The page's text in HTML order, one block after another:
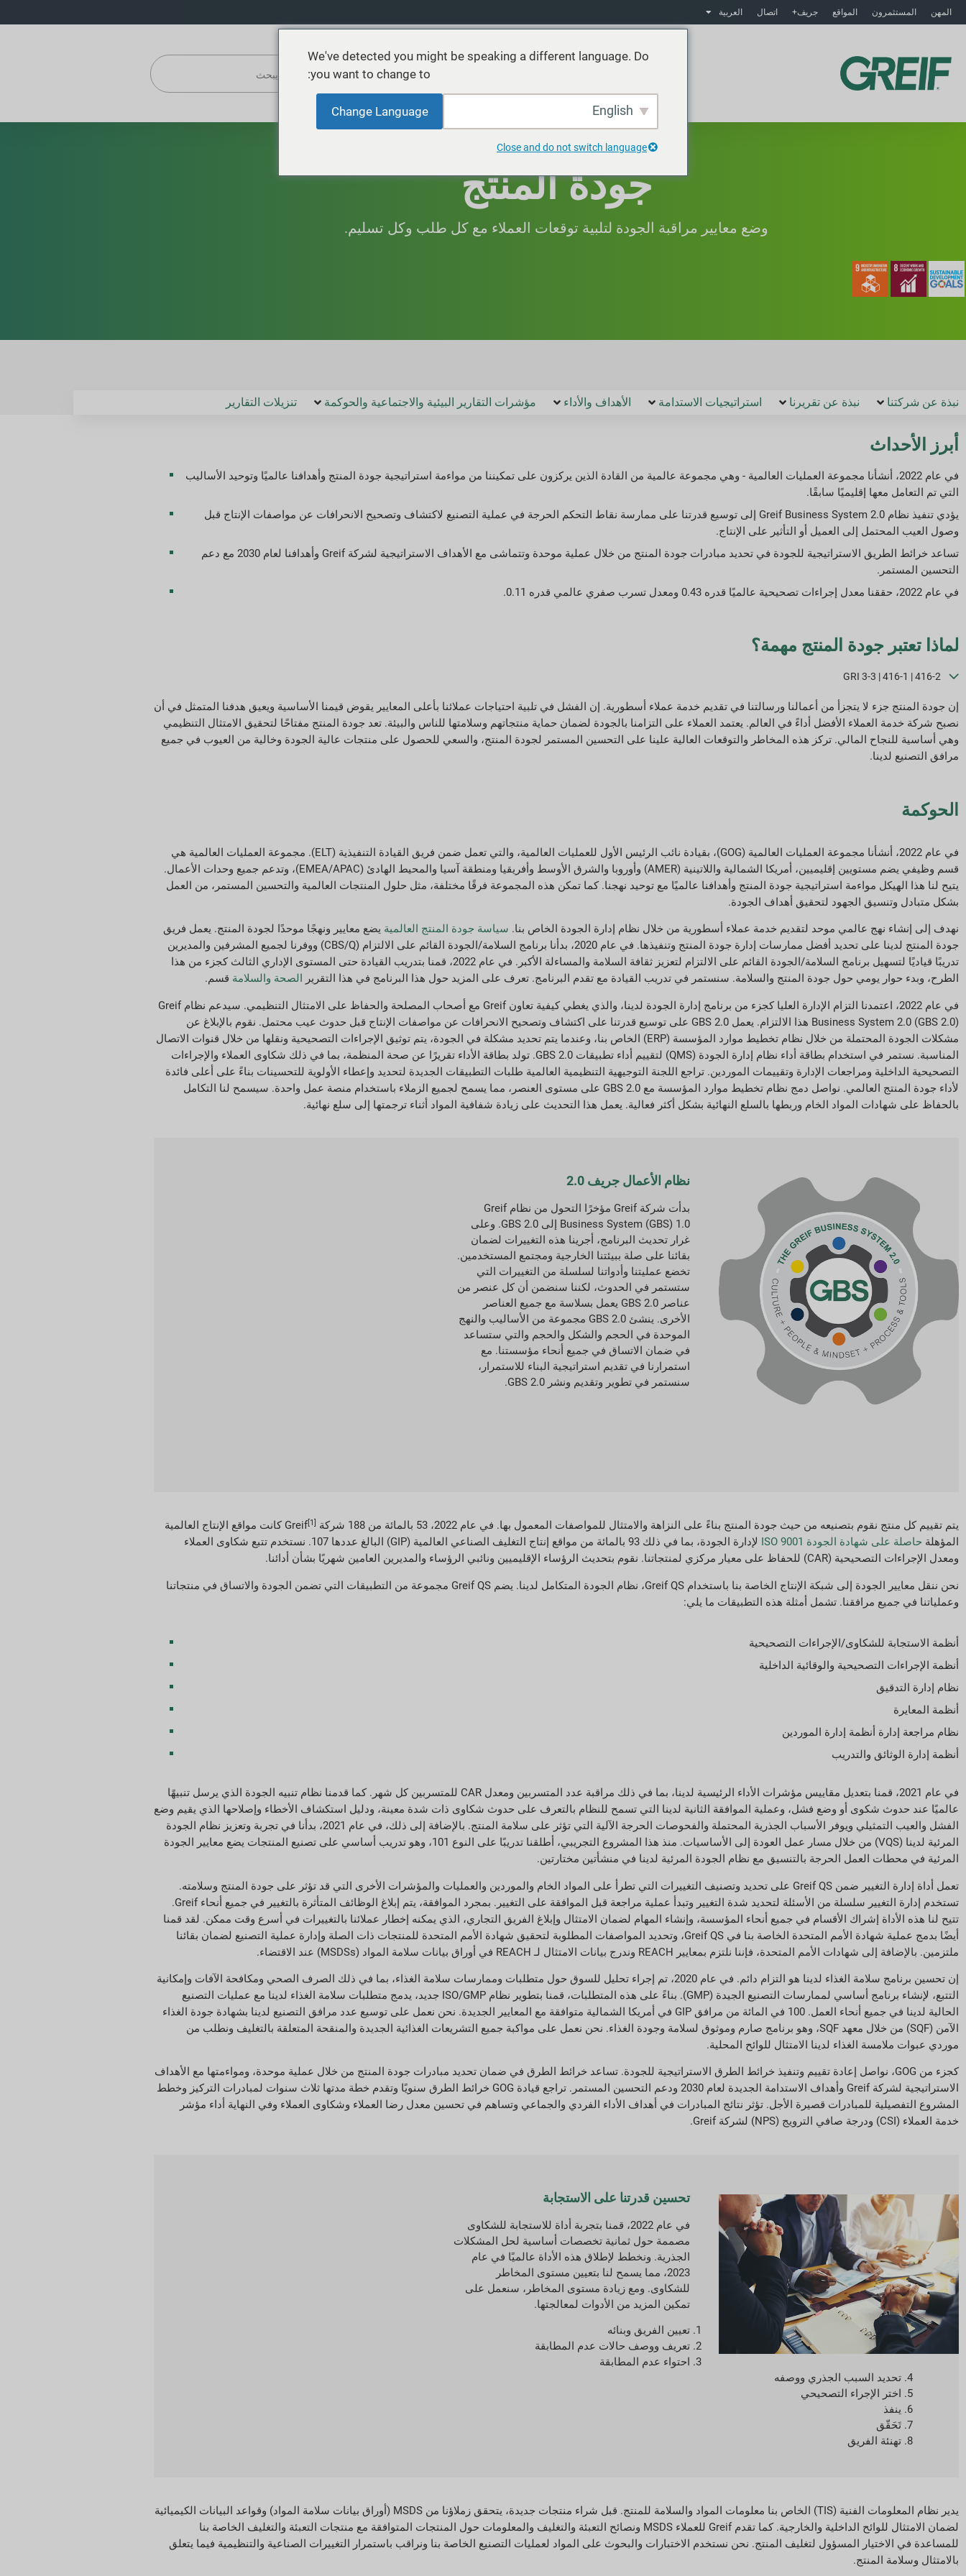
المهن المستثمرون المواقع جريف+ اتصال العربية
موارد عن
جودة المنتج
وضع معايير مراقبة الجودة لتلبية توقعات العملاء مع كل طلب وكل تسليم.
نبذة عن شركتنا نبذة عن تقريرنا استراتيجيات الاستدامة الأهداف والأداء مؤشرات التقارير البيئية والاجتماعية والحوكمة تنزيلات التقارير
أبرز الأحداث
في عام 2022، أنشأنا مجموعة العمليات العالمية - وهي مجموعة عالمية من القادة الذين يركزون على تمكيننا من مواءمة استراتيجية جودة المنتج وأهدافنا عالميًا وتوحيد الأساليب
التي تم التعامل معها إقليميًا سابقًا.
يؤدي تنفيذ نظام Greif Business System 2.0 إلى توسيع قدرتنا على ممارسة نقاط التحكم الحرجة في عملية التصنيع لاكتشاف وتصحيح الانحرافات عن مواصفات الإنتاج قبل
وصول العيب المحتمل إلى العميل أو التأثير على الإنتاج.
تساعد خرائط الطريق الاستراتيجية للجودة في تحديد مبادرات جودة المنتج من خلال عملية موحدة وتتماشى مع الأهداف الاستراتيجية لشركة Greif وأهدافنا لعام 2030 مع دعم
التحسين المستمر.
في عام 2022، حققنا معدل إجراءات تصحيحية عالميًا قدره 0.43 ومعدل تسرب صفري عالمي قدره 0.11.
لماذا تعتبر جودة المنتج مهمة؟
GRI 3-3 | 416-1 | 416-2
إن جودة المنتج جزء لا يتجزأ من أعمالنا ورسالتنا في تقديم خدمة عملاء أسطورية. إن الفشل في تلبية احتياجات عملائنا بأعلى المعايير يقوض قيمنا الأساسية ويعيق هدفنا المتمثل في أن
نصبح شركة خدمة العملاء الأفضل أداءً في العالم. يعتمد العملاء على التزامنا بالجودة لضمان حماية منتجاتهم وسلامتها للناس والبيئة. تعد جودة المنتج مفتاحًا لتحقيق الامتثال التنظيمي
وهي أساسية للنجاح المالي. تركز هذه المخاطر والتوقعات العالية علينا على التحسين المستمر لجودة المنتج، والسعي للحصول على منتجات عالية الجودة وخالية من العيوب في جميع
مرافق التصنيع لدينا.
الحوكمة
في عام 2022، أنشأنا مجموعة العمليات العالمية (GOG)، بقيادة نائب الرئيس الأول للعمليات العالمية، والتي تعمل ضمن فريق القيادة التنفيذية (ELT). مجموعة العمليات العالمية هي
قسم وظيفي يضم مستويين إقليميين، أمريكا الشمالية واللاتينية (AMER) وأوروبا والشرق الأوسط وأفريقيا ومنطقة آسيا والمحيط الهادئ (EMEA/APAC)، وتدعم جميع وحدات الأعمال.
يتيح لنا هذا الهيكل مواءمة استراتيجية جودة المنتج وأهدافنا عالميًا مع توحيد نهجنا. كما تمكن هذه المجموعة فرقًا مختلفة، مثل حلول المنتجات العالمية والتحسين المستمر، من العمل
بشكل متبادل وتنسيق الجهود لتحقيق أهداف الجودة.
نهدف إلى إنشاء نهج عالمي موحد لتقديم خدمة عملاء أسطورية من خلال نظام إدارة الجودة الخاص بنا. سياسة جودة المنتج العالمية يضع معايير ونهجًا موحدًا لجودة المنتج. يعمل فريق
جودة المنتج لدينا على تحديد أفضل ممارسات إدارة جودة المنتج وتنفيذها. في عام 2020، بدأنا برنامج السلامة/الجودة القائم على الالتزام (CBS/Q) ووفرنا لجميع المشرفين والمديرين
تدريبًا قياديًا لتسهيل برنامج السلامة/الجودة القائم على الالتزام لتعزيز ثقافة السلامة والمساءلة الأكبر. في عام 2022، قمنا بتدريب القيادة حتى المستوى الإداري الثالث كجزء من هذا
الطرح، وبدء حوار يومي حول جودة المنتج والسلامة. سنستمر في تدريب القيادة مع تقدم البرنامج. تعرف على المزيد حول هذا البرنامج في هذا التقرير الصحة والسلامة قسم.
في عام 2022، اعتمدنا التزام الإدارة العليا كجزء من برنامج إدارة الجودة لدينا، والذي يغطي كيفية تعاون Greif مع أصحاب المصلحة والحفاظ على الامتثال التنظيمي. سيدعم نظام Greif
Business System 2.0 (GBS 2.0) هذا الالتزام. يعمل GBS 2.0 على توسيع قدرتنا على اكتشاف وتصحيح الانحرافات عن مواصفات الإنتاج قبل حدوث عيب محتمل. نقوم بالإبلاغ عن
مشكلات الجودة المحتملة من خلال نظام تخطيط موارد المؤسسة (ERP) الخاص بنا، وعندما يتم تحديد مشكلة في الجودة، يتم توثيق الإجراءات التصحيحية ونقلها من خلال قنوات الاتصال
المناسبة. نستمر في استخدام بطاقة أداء نظام إدارة الجودة (QMS) لتقييم أداء تطبيقات GBS 2.0. تولد بطاقة الأداء تقريرًا عن صحة المنظمة، بما في ذلك شكاوى العملاء والإجراءات
التصحيحية الداخلية ومراجعات الإدارة وتقييمات الموردين. تراجع اللجنة التوجيهية التنظيمية العالمية طلبات التطبيقات الجديدة لتحديد وإعطاء الأولوية للتحسينات بناءً على أعلى فائدة
لأداء جودة المنتج العالمي. نواصل دمج نظام تخطيط موارد المؤسسة مع GBS 2.0 على مستوى العنصر، مما يسمح لجميع الزملاء باستخدام منصة عمل واحدة. سيسمح لنا التكامل
بالحفاظ على شهادات المواد الخام وربطها بالسلع النهائية بشكل أكثر فعالية. يعمل هذا التحديث على زيادة شفافية المواد أثناء ترجمتها إلى سلع نهائية.
نظام الأعمال جريف 2.0
بدأت شركة Greif مؤخرًا التحول من نظام Greif
Business System (GBS) 1.0 إلى GBS 2.0. وعلى
غرار تحديث البرنامج، أجرينا هذه التغييرات لضمان
بقائنا على صلة ببيئتنا الخارجية ومجتمع المستخدمين.
تخضع عمليتنا وأدواتنا لسلسلة من التغييرات التي
ستستمر في الحدوث، لكننا سنضمن أن كل عنصر من
عناصر GBS 2.0 يعمل بسلاسة مع جميع العناصر
الأخرى. ينشئ GBS 2.0 مجموعة من الأساليب والنهج
الموحدة في الحجم والشكل والحجم والتي ستساعد
في ضمان الاتساق في جميع أنحاء مؤسستنا. مع
استمرارنا في تقديم استراتيجية البناء للاستمرار،
سنستمر في تطوير وتقديم ونشر GBS 2.0.
يتم تقييم كل منتج نقوم بتصنيعه من حيث جودة المنتج بناءً على النزاهة والامتثال للمواصفات المعمول بها. في عام 2022، 53 بالمائة من 188 شركة Greif [1]
كانت مواقع الإنتاج العالمية
المؤهلة حاصلة على شهادة الجودة ISO 9001
لإدارة الجودة، بما في ذلك 93 بالمائة من مواقع إنتاج التغليف الصناعي العالمية (GIP) البالغ عددها 107. نستخدم تتبع شكاوى العملاء
ومعدل الإجراءات التصحيحية (CAR) للحفاظ على معيار مركزي لمنتجاتنا. نقوم بتحديث الرؤساء الإقليميين ونائبي الرؤساء والمديرين العامين شهريًا بشأن أدائنا.
نحن ننقل معايير الجودة إلى شبكة الإنتاج الخاصة بنا باستخدام Greif QS، نظام الجودة المتكامل لدينا. يضم Greif QS مجموعة من التطبيقات التي تضمن الجودة والاتساق في منتجاتنا
وعملياتنا في جميع مرافقنا. تشمل أمثلة هذه التطبيقات ما يلي:
أنظمة الاستجابة للشكاوى/الإجراءات التصحيحية
أنظمة الإجراءات التصحيحية والوقائية الداخلية
نظام إدارة التدقيق
أنظمة المعايرة
نظام مراجعة إدارة أنظمة إدارة الموردين
أنظمة إدارة الوثائق والتدريب
في عام 2021، قمنا بتعديل مقاييس مؤشرات الأداء الرئيسية لدينا، بما في ذلك مراقبة عدد المتسربين ومعدل CAR للمتسربين كل شهر. كما قدمنا نظام تنبيه الجودة الذي يرسل تنبيهًا
عالميًا عند حدوث شكوى أو وضع فشل، وعملية الموافقة الثانية لدينا التي تسمح للنظام بالتعرف على حدوث شكاوى ذات شدة معينة، ودليل استكشاف الأخطاء وإصلاحها الذي يقيم وضع
الفشل والعيب التمثيلي ويوفر الأسباب الجذرية المحتملة والفحوصات الحرجة الآلية التي تؤثر على سلامة المنتج. بالإضافة إلى ذلك، في عام 2021، بدأنا في تجربة وتعزيز نظام الجودة
المرئية لدينا (VQS) من خلال مسار عمل العودة إلى الأساسيات. منذ هذا المشروع التجريبي، أطلقنا تدريبًا على النوع 101، وهو تدريب أساسي على تصنيع المنتجات يضع معايير الجودة
المرئية في محطات العمل الحرجة بالتنسيق مع نظام الجودة المرئية لدينا في منشأتين مختارتين.
تعمل أداة إدارة التغيير ضمن Greif QS على تحديد وتصنيف التغييرات التي تطرأ على المواد الخام والموردين والعمليات والمؤشرات الأخرى التي قد تؤثر على جودة المنتج وسلامته.
تستخدم إدارة التغيير سلسلة من الأسئلة لتحديد شدة التغيير وتبدأ عملية مراجعة قبل الموافقة على التغيير. بمجرد الموافقة، يتم إبلاغ الوظائف المتأثرة بالتغيير في جميع أنحاء Greif.
تتيح لنا هذه الأداة إشراك الأقسام في جميع أنحاء المؤسسة، وإنشاء المهام لضمان الامتثال وإبلاغ الفريق التجاري، الذي يمكنه إخطار عملائنا بالتغييرات في أسرع وقت ممكن. لقد قمنا
أيضًا بدمج عملية شهادة الأمم المتحدة الخاصة بنا في Greif QS، وتحديد المواصفات المطلوبة لتحقيق شهادة الأمم المتحدة للمنتجات ذات الصلة وإدارة عملية التصنيع لضمان بقائنا
ملتزمين. بالإضافة إلى شهادات الأمم المتحدة، فإننا نلتزم بمعايير REACH وندرج بيانات الامتثال لـ REACH في أوراق بيانات سلامة المواد (MSDSs) عند الاقتضاء.
إن تحسين برنامج سلامة الغذاء لدينا هو التزام دائم. في عام 2020، تم إجراء تحليل للسوق حول متطلبات وممارسات سلامة الغذاء، بما في ذلك الصرف الصحي ومكافحة الآفات وإمكانية
التتبع، لإنشاء برنامج أساسي لممارسات التصنيع الجيدة (GMP). بناءً على هذه المتطلبات، قمنا بتطوير نظام ISO/GMP جديد، يدمج متطلبات سلامة الغذاء لدينا مع عمليات التصنيع
الحالية لدينا في جميع أنحاء العمل. 100 في المائة من مرافق GIP في أمريكا الشمالية متوافقة مع المعايير الجديدة. نحن نعمل على توسيع عدد مرافق التصنيع لدينا بشهادة جودة الغذاء
الآمن (SQF) من خلال معهد SQF، وهو برنامج صارم وموثوق لسلامة وجودة الغذاء. نحن نعمل على مواكبة جميع التشريعات الغذائية الجديدة والمنقحة المتعلقة بالتغليف ونطلب من
موردي عبوات ملامسة الغذاء لدينا الامتثال للوائح المحلية.
كجزء من GOG، نواصل إعادة تقييم وتنفيذ خرائط الطرق الاستراتيجية للجودة. تساعد خرائط الطرق في ضمان تحديد مبادرات جودة المنتج من خلال عملية موحدة، ومواءمتها مع الأهداف
الاستراتيجية لشركة Greif وأهداف الاستدامة الجديدة لعام 2030 ودعم التحسين المستمر. تراجع قيادة GOG خرائط الطرق سنويًا وتقدم خطة مدتها ثلاث سنوات لمبادرات التركيز وخطط
المشروع التفصيلية للمبادرات قصيرة الأجل. تؤثر نتائج المبادرات في أهداف الأداء الفردي والجماعي وتساهم في تحسين معدل رضا العملاء وشكاوى العملاء وفي النهاية أداء مؤشر
خدمة العملاء (CSI) ودرجة صافي الترويج (NPS) لشركة Greif.
تحسين قدرتنا على الاستجابة
في عام 2022، قمنا بتجربة أداة للاستجابة للشكاوى
مصممة حول ثمانية تخصصات أساسية لحل المشكلات
الجذرية. ونخطط لإطلاق هذه الأداة عالميًا في عام
2023، مما يسمح لنا بتعيين مستوى المخاطر
للشكاوى. ومع زيادة مستوى المخاطر، سنعمل على
تمكين المزيد من الأدوات لمعالجتها.
تعيين الفريق وبنائه
تعريف ووصف حالات عدم المطابقة
احتواء عدم المطابقة
تحديد السبب الجذري ووصفه
اختر الإجراء التصحيحي
ينفذ
تَحَقّق
تهنئة الفريق
يدير نظام المعلومات الفنية (TIS) الخاص بنا معلومات المواد والسلامة للمنتج. قبل شراء منتجات جديدة، يتحقق زملاؤنا من MSDS (أوراق بيانات سلامة المواد) وقواعد البيانات الكيميائية
لضمان الامتثال للوائح الداخلية والخارجية. كما تقدم Greif للعملاء MSDS ونصائح التعبئة والتغليف والمعلومات حول المنتجات المتوافقة مع منتجات التعبئة والتغليف الخاصة بنا
للمساعدة في الاختيار المسؤول لتغليف المنتج. نحن نستخدم الاختبارات والبحوث على المواد لعمليات التصنيع الخاصة بنا ونراقب باستمرار التغييرات الصناعية والتنظيمية فيما يتعلق
بالامتثال وسلامة المنتج.
We've detected you might be speaking a different language. Do
you want to change to:
English
Change Language
Close and do not switch language